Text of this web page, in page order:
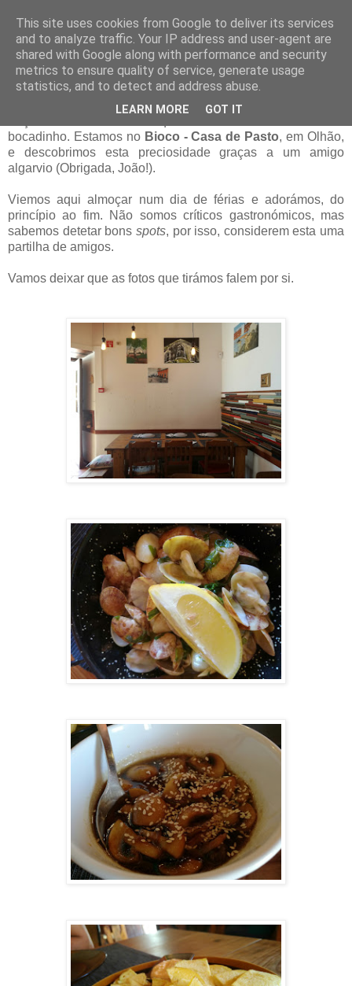
21 julho 2016
Decorem este nome: BIOCO #
Restaurante
bocadinho. Estamos no Bioco - Casa de Pasto, em Olhão,
e descobrimos esta preciosidade graças a um amigo
algarvio (Obrigada, João!).
Viemos aqui almoçar num dia de férias e adorámos, do
princípio ao fim. Não somos críticos gastronómicos, mas
sabemos detetar bons spots, por isso, considerem esta uma
partilha de amigos.
Vamos deixar que as fotos que tirámos falem por si.
This site uses cookies from Google to deliver its services
and to analyze traffic. Your IP address and user-agent are
shared with Google along with performance and security
metrics to ensure quality of service, generate usage
statistics, and to detect and address abuse.
LEARN MORE GOT IT